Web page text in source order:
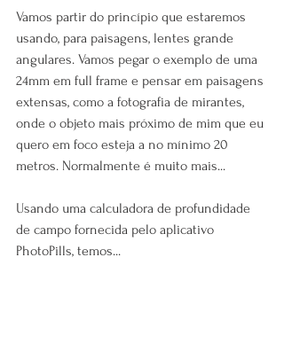
Vamos partir do princípio que estaremos
usando, para paisagens, lentes grande
angulares. Vamos pegar o exemplo de uma
24mm em full frame e pensar em paisagens
extensas, como a fotografia de mirantes,
onde o objeto mais próximo de mim que eu
quero em foco esteja a no mínimo 20
metros. Normalmente é muito mais...
Usando uma calculadora de profundidade
de campo fornecida pelo aplicativo
PhotoPills, temos...